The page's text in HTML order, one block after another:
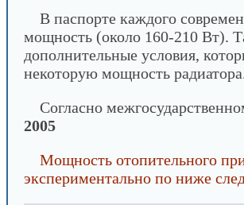
В паспорте каждого
мощность (около 160-210 Вт).
дополнительные условия,
некоторую мощность
Согласно
2005
Мощность отопительного
экспериментально по ниже